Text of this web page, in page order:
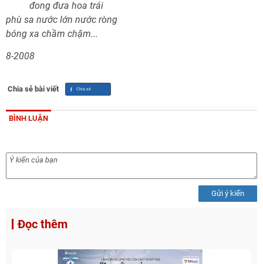
đong đưa hoa trái
phù sa nước lớn nước ròng
bóng xa chầm chậm...
8-2008
Chia sẻ bài viết
BÌNH LUẬN
Gửi ý kiến
Đọc thêm